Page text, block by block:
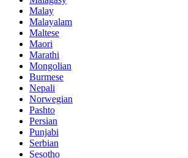
Malay
Malayalam
Maltese
Maori
Marathi
Mongolian
Burmese
Nepali
Norwegian
Pashto
Persian
Punjabi
Serbian
Sesotho